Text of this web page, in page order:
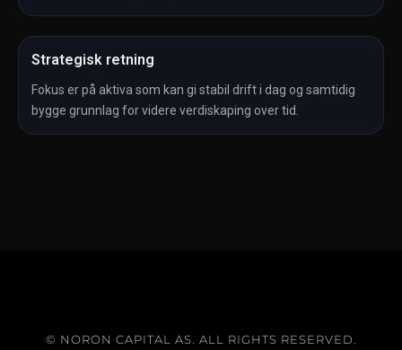
Strategisk retning
Fokus er på aktiva som kan gi stabil drift i dag og samtidig
bygge grunnlag for videre verdiskaping over tid.